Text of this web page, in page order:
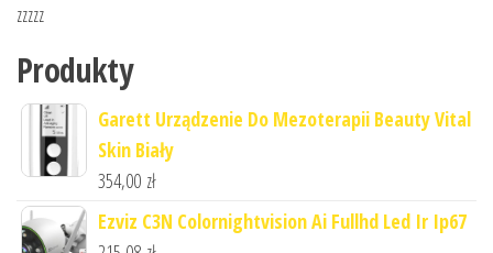
zzzzz
Produkty
Garett Urządzenie Do Mezoterapii Beauty Vital
Skin Biały
354,00 zł
Ezviz C3N Colornightvision Ai Fullhd Led Ir Ip67